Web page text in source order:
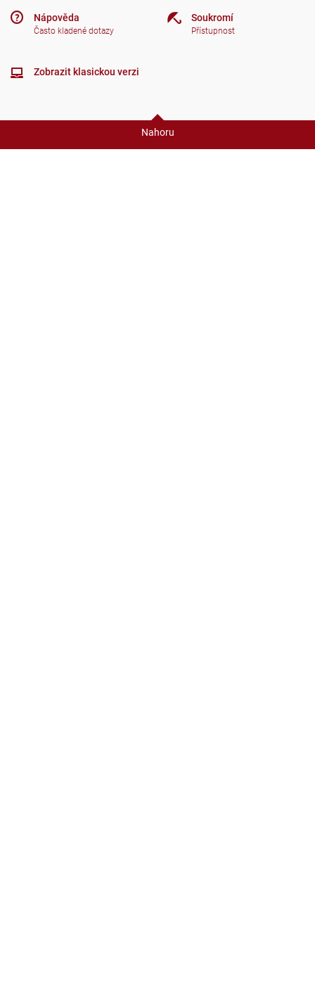
Nápověda
Často kladené dotazy
Soukromí
Přístupnost
Zobrazit klasickou verzi
Nahoru